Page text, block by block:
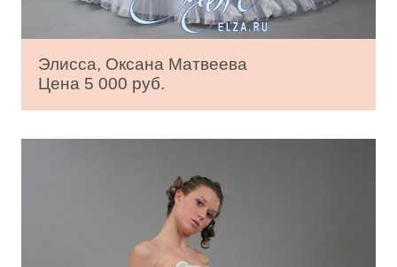
Элисса, Оксана Матвеева
Цена 5 000 руб.